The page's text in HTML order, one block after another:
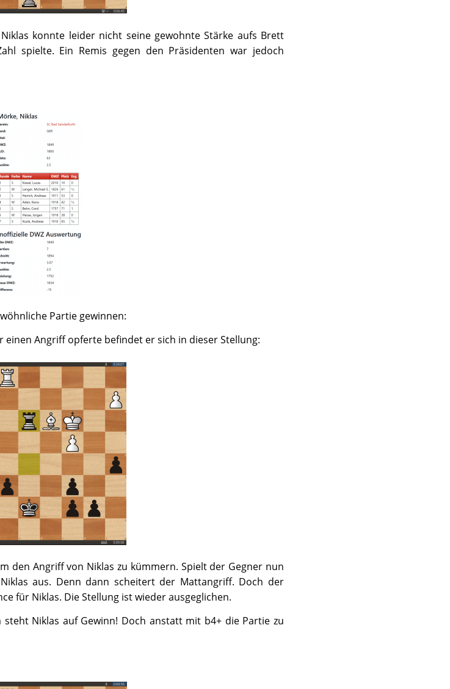
konnte leider nicht seine gewohnte Stärke aufs Brett
spielte. Ein Remis gegen den Präsidenten war jedoch
Partie gewinnen:
Angriff opferte befindet er sich in dieser Stellung:
den Angriff von Niklas zu kümmern. Spielt der Gegner nun
aus. Denn dann scheitert der Mattangriff. Doch der
für Niklas. Die Stellung ist wieder ausgeglichen.
Niklas auf Gewinn! Doch anstatt mit b4+ die Partie zu